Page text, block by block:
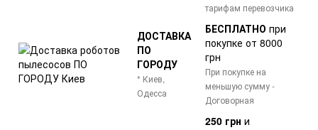
тарифам перевозчика
ДОСТАВКА
ПО
ГОРОДУ
* Киев,
Одесса
БЕСПЛАТНО при
покупке от 8000
грн
При покупке на
меньшую сумму -
Договорная
250 грн и